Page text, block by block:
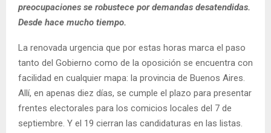
preocupaciones se robustece por demandas desatendidas.
Desde hace mucho tiempo.
La renovada urgencia que por estas horas marca el paso
tanto del Gobierno como de la oposición se encuentra con
facilidad en cualquier mapa: la provincia de Buenos Aires.
Allí, en apenas diez días, se cumple el plazo para presentar
frentes electorales para los comicios locales del 7 de
septiembre. Y el 19 cierran las candidaturas en las listas.